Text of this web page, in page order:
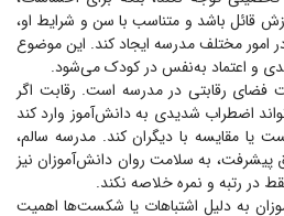
قائل باشد و متناسب با سن و شرایط او،
مختلف مدرسه ایجاد کند. این موضوع
و اعتماد به‌نفس در کودک می‌شود.
فضای رقابتی در مدرسه است. رقابت اگر
اضطراب شدیدی به دانش‌آموز وارد کند
یا مقایسه با دیگران کند. مدرسه سالم،
به سلامت روان دانش‌آموزان نیز
در رتبه و نمره خلاصه نکند.
به دلیل اشتباهات یا شکست‌ها اهمیت